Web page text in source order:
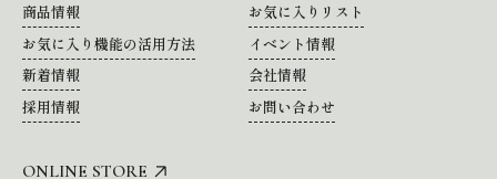
商品情報
お気に入りリスト
お気に入り機能の活用方法
イベント情報
新着情報
会社情報
採用情報
お問い合わせ
ONLINE STORE